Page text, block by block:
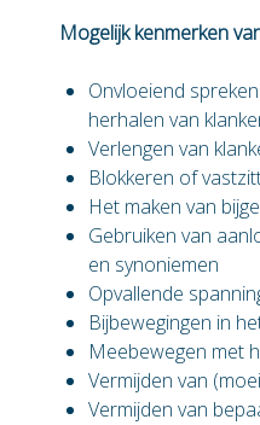
Mogelijk kenmerken
Onvloeiend
herhalen van
Verlengen van
Blokkeren of
Het maken van
Gebruiken van
en synoniemen
Opvallende
Bijbewegingen in
Meebewegen met
Vermijden van
Vermijden van